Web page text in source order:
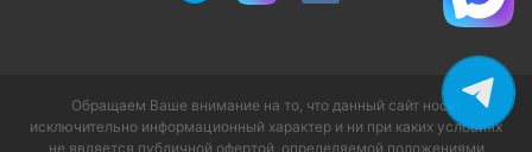
Обращаем Ваше внимание на то, что данный сайт носит
исключительно информационный характер и ни при каких условиях
не является публичной офертой, определяемой положениями